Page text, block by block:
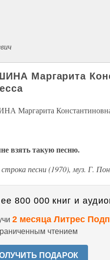
Маргарита
Маргарита
взять такую песню.
песни (1970), муз. Г.
800 000 книг и
2 месяца Литрес
чтением
ПОДАРОК